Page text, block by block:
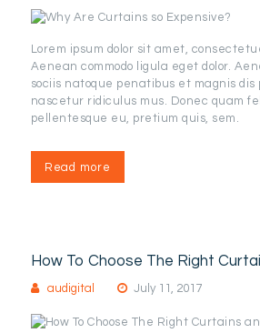
Lorem ipsum dolor sit amet,
Aenean commodo ligula eget dolor.
sociis natoque penatibus et magnis
nascetur ridiculus mus. Donec quam
pellentesque eu, pretium quis, sem.
Read more
How To Choose The Right
audigital July 11, 2017